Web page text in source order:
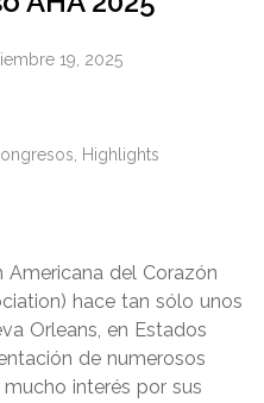
19, 2025
, Highlights
Americana del Corazón
hace tan sólo unos
Orleans, en Estados
de numerosos
interés por sus